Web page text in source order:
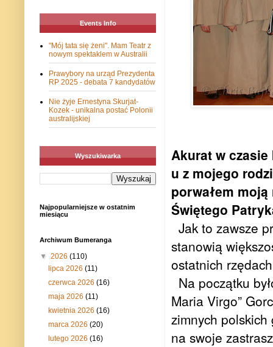
Akurat w
u z mojego
porwałem
Świętego
Jak to zawsze
stanowią
ostatnich
Na początku
Maria Virgo”
zimnych
na swoje
Events Info
"Mój tata się żeni". Mam Teatr z
nowym spektaklem w Australii
Prawybory na urząd Prezydenta
RP 2025 - debata 7 kandydatów
Nie żyje Ernestyna Skurjat-
Kozek - unikalna postać Polonii
australijskiej
Wyszukiwarka
Najpopularniejsze w ostatnim
miesiącu
Archiwum Bumeranga
▼ 2026 (110)
lipca 2026(11)
czerwca 2026(16)
maja 2026(11)
kwietnia 2026(16)
marca 2026(20)
lutego 2026(16)